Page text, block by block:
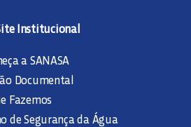
Institucional
a SANASA
Documental
Fazemos
de Segurança da Água